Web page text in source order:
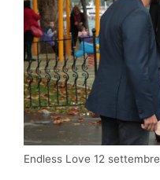
Endless Love 12 settembre